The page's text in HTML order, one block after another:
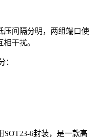
压间隔分明，两组端口使
干扰。
：
SOT23-6封装，是一款高